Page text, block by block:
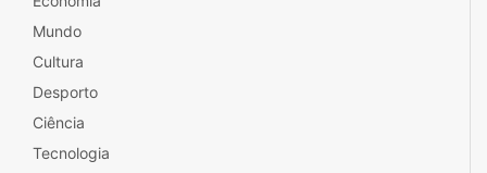
Mundo
Cultura
Desporto
Ciência
Tecnologia